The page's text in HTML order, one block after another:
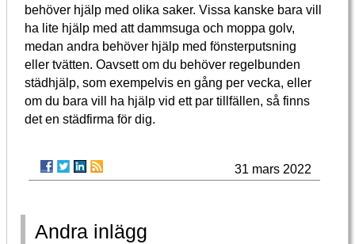
behöver hjälp med olika saker. Vissa kanske bara vill
ha lite hjälp med att dammsuga och moppa golv,
medan andra behöver hjälp med fönsterputsning
eller tvätten. Oavsett om du behöver regelbunden
städhjälp, som exempelvis en gång per vecka, eller
om du bara vill ha hjälp vid ett par tillfällen, så finns
det en städfirma för dig.
31 mars 2022
Andra inlägg